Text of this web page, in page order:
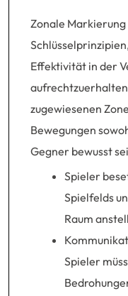
Zonale
Effektivität in der
zugewiesenen
Bewegungen
Gegner bewusst
Spieler
Spielfelds
Raum
Spieler